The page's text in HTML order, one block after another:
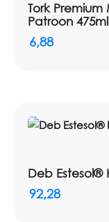
Tork
Patroon 475ml
6,88
Deb Estesol®
92,28